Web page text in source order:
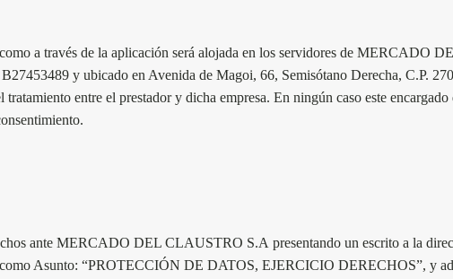
a través de la aplicación será alojada en los servidores de MERCADO
y ubicado en Avenida de Magoi, 66, Semisótano Derecha, C.P.
entre el prestador y dicha empresa. En ningún caso este
ante MERCADO DEL CLAUSTRO S.A presentando un escrito a la
Asunto: “PROTECCIÓN DE DATOS, EJERCICIO DERECHOS”, y